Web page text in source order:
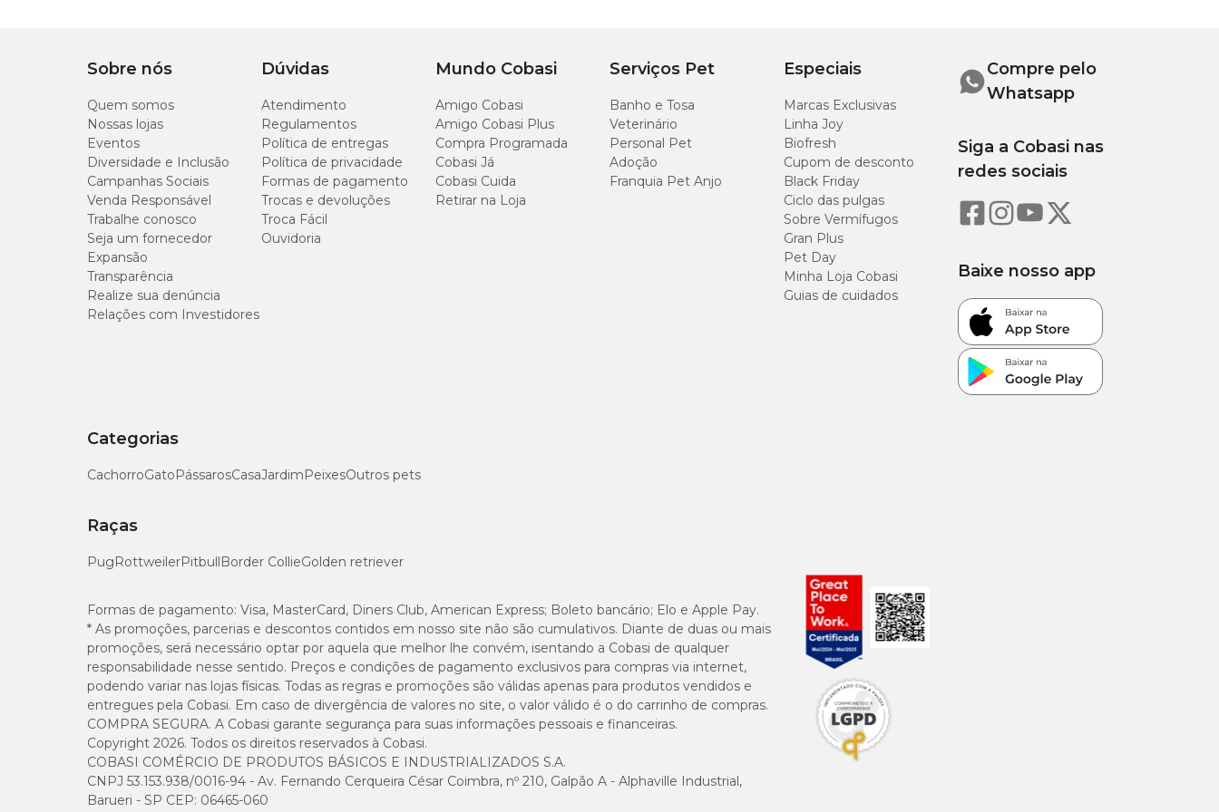
Comprimento Largura Altura
Sobre nós
Quem somos
Nossas lojas
Eventos
Diversidade e Inclusão
Campanhas Sociais
Venda Responsável
Trabalhe conosco
Seja um fornecedor
Expansão
Transparência
Realize sua denúncia
Relações com Investidores
Dúvidas
Atendimento
Regulamentos
Política de entregas
Política de privacidade
Formas de pagamento
Trocas e devoluções
Troca Fácil
Ouvidoria
Mundo Cobasi
Amigo Cobasi
Amigo Cobasi Plus
Compra Programada
Cobasi Já
Cobasi Cuida
Retirar na Loja
Serviços Pet
Banho e Tosa
Veterinário
Personal Pet
Adoção
Franquia Pet Anjo
Especiais
Marcas Exclusivas
Linha Joy
Biofresh
Cupom de desconto
Black Friday
Ciclo das pulgas
Sobre Vermífugos
Gran Plus
Pet Day
Minha Loja Cobasi
Guias de cuidados
Categorias
CachorroGatoPássarosCasaJardimPeixesOutros pets
Raças
PugRottweilerPitbullBorder CollieGolden retriever
Compre pelo
Whatsapp
Siga a Cobasi nas
redes sociais
Baixe nosso app
Formas de pagamento: Visa, MasterCard, Diners Club, American Express; Boleto bancário; Elo e Apple Pay.
* As promoções, parcerias e descontos contidos em nosso site não são cumulativos. Diante de duas ou mais
promoções, será necessário optar por aquela que melhor lhe convém, isentando a Cobasi de qualquer
responsabilidade nesse sentido. Preços e condições de pagamento exclusivos para compras via internet,
podendo variar nas lojas físicas. Todas as regras e promoções são válidas apenas para produtos vendidos e
entregues pela Cobasi. Em caso de divergência de valores no site, o valor válido é o do carrinho de compras.
COMPRA SEGURA. A Cobasi garante segurança para suas informações pessoais e financeiras.
Copyright 2026. Todos os direitos reservados à Cobasi.
COBASI COMÉRCIO DE PRODUTOS BÁSICOS E INDUSTRIALIZADOS S.A.
CNPJ 53.153.938/0016-94 - Av. Fernando Cerqueira César Coimbra, nº 210, Galpão A - Alphaville Industrial,
Barueri - SP CEP: 06465-060